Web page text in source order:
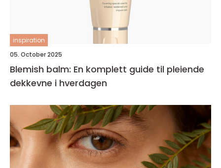
inspiration
05. October 2025
Blemish balm: En komplett guide til pleiende
dekkevne i hverdagen